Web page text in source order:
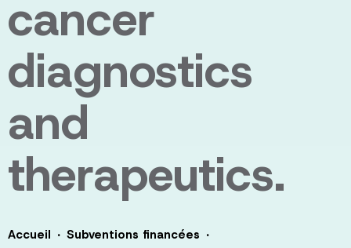
cancer
diagnostics
and
therapeutics.
Accueil · Subventions financées ·